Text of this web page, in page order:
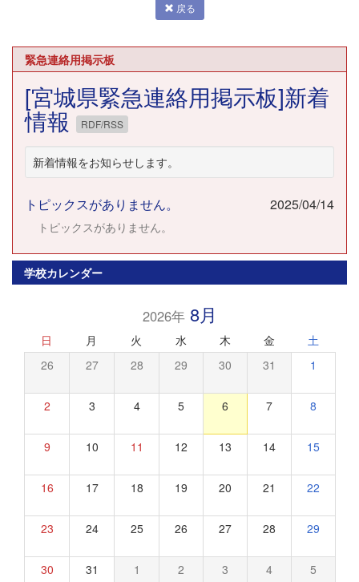
戻る
緊急連絡用掲示板
[宮城県緊急連絡用掲示板]新着
情報 RDF/RSS
新着情報をお知らせします。
トピックスがありません。 2025/04/14
トピックスがありません。
学校カレンダー
2026年8月
日 月 火 水 木 金 土
26 27 28 29 30 31 1
2 3 4 5 6 7 8
9 10 11 12 13 14 15
16 17 18 19 20 21 22
23 24 25 26 27 28 29
30 31 1 2 3 4 5